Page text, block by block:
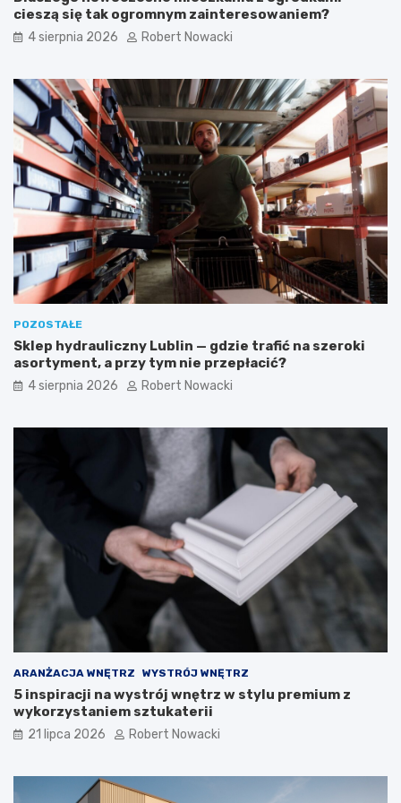
ń
c
h
o
d
w
–
e
s
t
y
c
n
e
i
b
c
z
n
z
w
i
z
a
n
i
i
r
a
k
t
c
z
n
e
k
a
z
w
k
i
cieszą się tak ogromnym zainteresowaniem?
4 sierpnia 2026 Robert Nowacki
POZOSTAŁE
Sklep hydrauliczny Lublin — gdzie trafić na szeroki
asortyment, a przy tym nie przepłacić?
4 sierpnia 2026 Robert Nowacki
ARANŻACJA WNĘTRZ WYSTRÓJ WNĘTRZ
5 inspiracji na wystrój wnętrz w stylu premium z
wykorzystaniem sztukaterii
21 lipca 2026 Robert Nowacki